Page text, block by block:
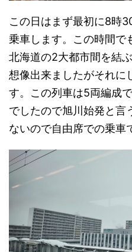
この日はまず最初に8時
乗車します。この時間で
北海道の2大都市間を結
想像出来ましたがそれに
す。この列車は5両編成
でしたので旭川始発と言
ないので自由席での乗車